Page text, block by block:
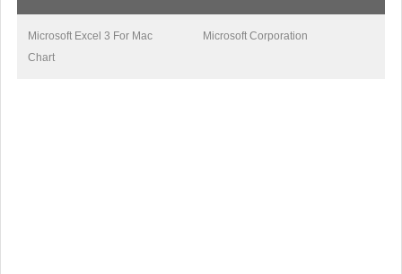
Microsoft Excel 3 For Mac
Chart
Microsoft Corporation